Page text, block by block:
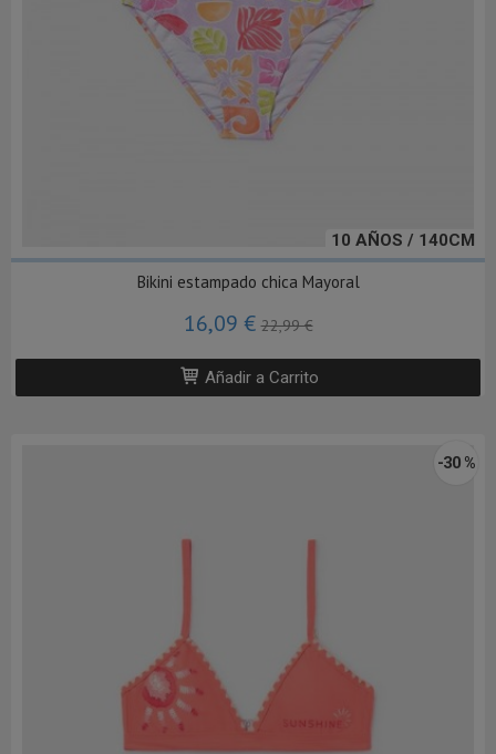
10 AÑOS / 140CM
Bikini estampado chica Mayoral
16,09 €22,99 €
Añadir a Carrito
-30 %